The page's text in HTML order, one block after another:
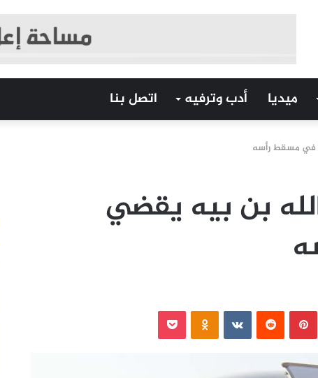
ميديا أدب وترفيه اتصل بنا
في مسقط رأسه
بن بيه يقضي
بينتيريست